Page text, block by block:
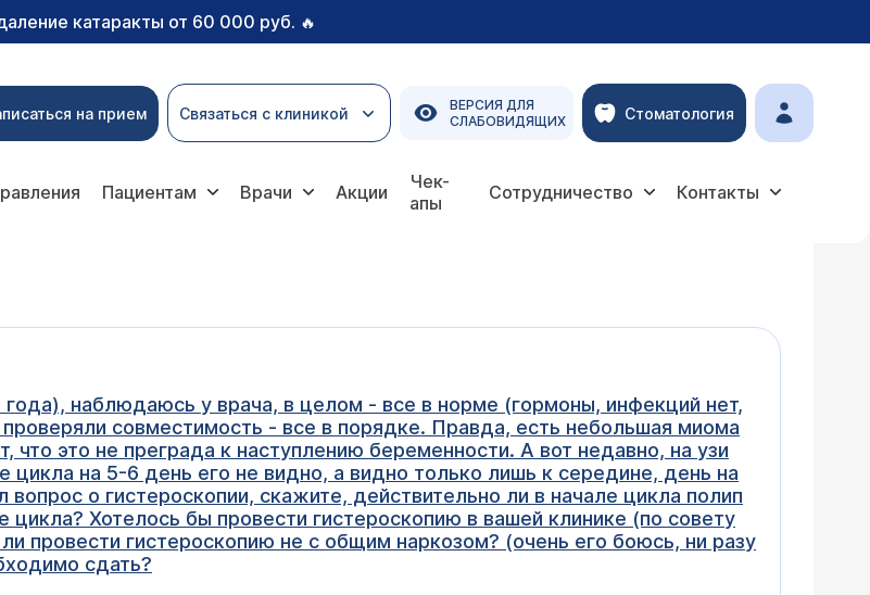
катаракты от 60 000 руб. 🔥
на прием Связаться с клиникой
ВЕРСИЯ ДЛЯ
СЛАБОВИДЯЩИХ
Стоматология
Пациентам Врачи Акции
Чек-
апы
Сотрудничество Контакты
наблюдаюсь у врача, в целом - все в норме (гормоны, инфекций нет,
совместимость - все в порядке. Правда, есть небольшая миома
что это не преграда к наступлению беременности. А вот недавно, на узи
цикла на 5-6 день его не видно, а видно только лишь к середине, день на
о гистероскопии, скажите, действительно ли в начале цикла полип
Хотелось бы провести гистероскопию в вашей клинике (по совету
провести гистероскопию не с общим наркозом? (очень его боюсь, ни разу
сдать?